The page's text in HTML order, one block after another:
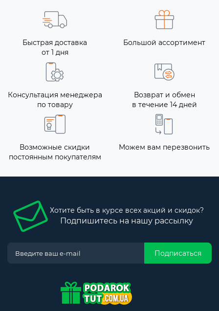
Быстрая доставка
от 1 дня
Большой ассортимент
Консультация менеджера
по товару
Возврат и обмен
в течение 14 дней
Возможные скидки
постоянным покупателям
Можем вам перезвонить
Хотите быть в курсе всех акций и скидок?
Подпишитесь на нашу рассылку
Подписаться